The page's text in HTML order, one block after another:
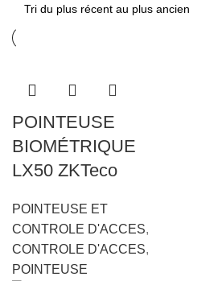
POINTEUSE
BIOMÉTRIQUE
LX50 ZKTeco
POINTEUSE ET
CONTROLE D'ACCES,
CONTROLE D'ACCES,
POINTEUSE